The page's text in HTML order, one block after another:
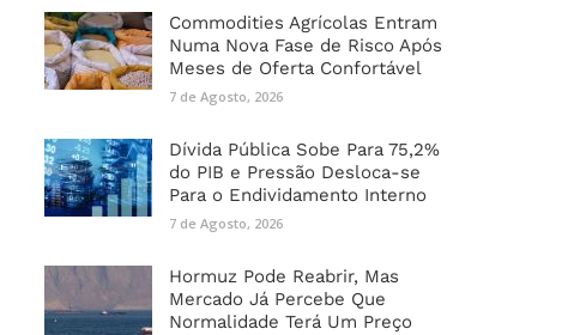
Commodities Agrícolas Entram
Numa Nova Fase de Risco Após
Meses de Oferta Confortável
7 de Agosto, 2026
Dívida Pública Sobe Para 75,2%
do PIB e Pressão Desloca-se
Para o Endividamento Interno
7 de Agosto, 2026
Hormuz Pode Reabrir, Mas
Mercado Já Percebe Que
Normalidade Terá Um Preço